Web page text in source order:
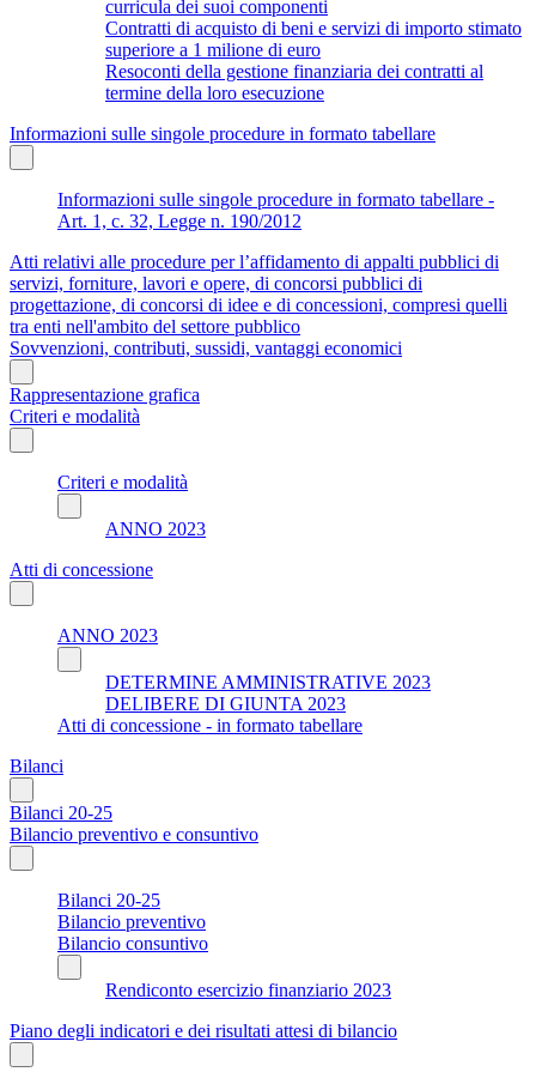
curricula dei suoi componenti
Contratti di acquisto di beni e servizi di importo stimato
superiore a 1 milione di euro
Resoconti della gestione finanziaria dei contratti al
termine della loro esecuzione
Informazioni sulle singole procedure in formato tabellare
Informazioni sulle singole procedure in formato tabellare -
Art. 1, c. 32, Legge n. 190/2012
Atti relativi alle procedure per l’affidamento di appalti pubblici di
servizi, forniture, lavori e opere, di concorsi pubblici di
progettazione, di concorsi di idee e di concessioni, compresi quelli
tra enti nell'ambito del settore pubblico
Sovvenzioni, contributi, sussidi, vantaggi economici
Rappresentazione grafica
Criteri e modalità
Criteri e modalità
ANNO 2023
Atti di concessione
ANNO 2023
DETERMINE AMMINISTRATIVE 2023
DELIBERE DI GIUNTA 2023
Atti di concessione - in formato tabellare
Bilanci
Bilanci 20-25
Bilancio preventivo e consuntivo
Bilanci 20-25
Bilancio preventivo
Bilancio consuntivo
Rendiconto esercizio finanziario 2023
Piano degli indicatori e dei risultati attesi di bilancio